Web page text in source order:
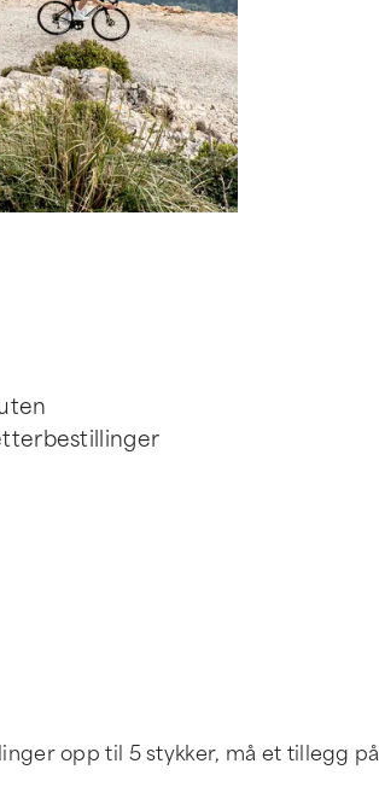
opp til 5 stykker, må et tillegg på